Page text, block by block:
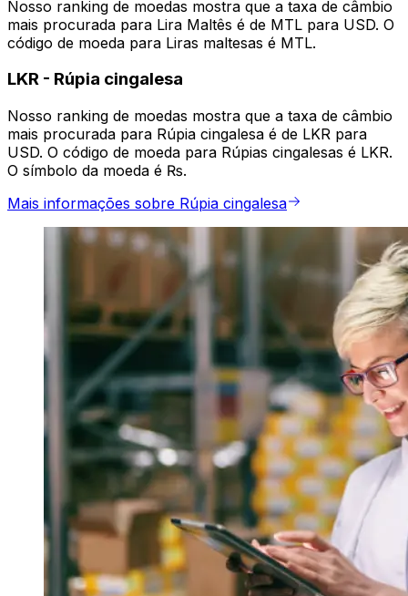
Nosso ranking de moedas mostra que a taxa de câmbio
mais procurada para Lira Maltês é de MTL para USD. O
código de moeda para Liras maltesas é MTL.
LKR - Rúpia cingalesa
Nosso ranking de moedas mostra que a taxa de câmbio
mais procurada para Rúpia cingalesa é de LKR para
USD. O código de moeda para Rúpias cingalesas é LKR.
O símbolo da moeda é ₨.
Mais informações sobre Rúpia cingalesa